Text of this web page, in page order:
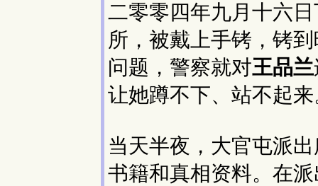
二零零四年九月十六
所，被戴上手铐，铐
问题，警察就对王品兰
让她蹲不下、站不起
当天半夜，大官屯派
书籍和真相资料。在